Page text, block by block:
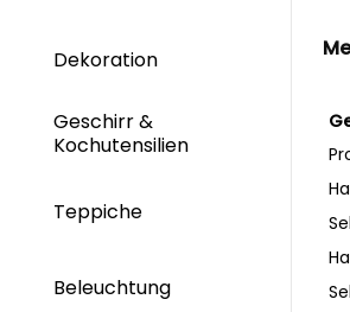
Dekoration
Geschirr &
Kochutensilien
Teppiche
Beleuchtung